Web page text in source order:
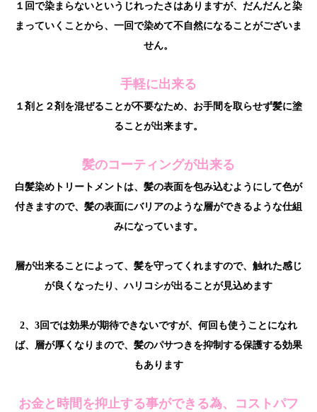
１回で染まらないというじれったさはありますが、だんだんと染
まっていくことから、一回で染めて不自然になることがございま
せん。
手軽に出来る
１剤と２剤を混ぜることが不要なため、お手間を取らせず髪に塗
ることが出来ます。
髪のコーティングが出来る
白髪染めトリートメントは、髪の表面を包み込むようにして色が
付きますので、髪の表面にバリアのような層ができるような仕組
みになっています。
層が出来ることによって、髪を守ってくれますので、触れた感じ
が良くなったり、ハリコシが出ることが見込めます
2、3回では効果が期待できないですが、何回も使うことになれ
ば、層が厚くなりまので、髪のパサつきを抑制する保護する効果
もあります
お金と時間を抑止する事ができる為、コストパフ